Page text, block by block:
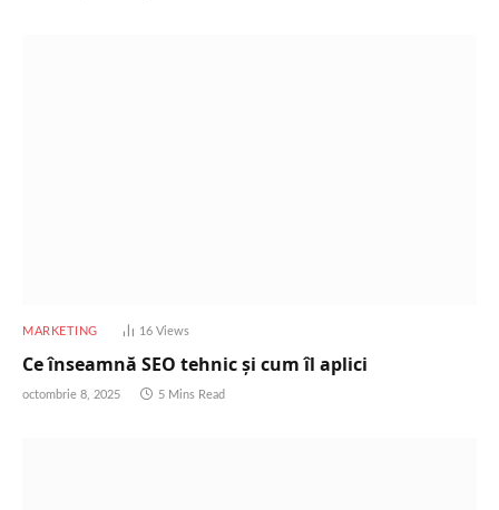
MARKETING 16 Views
Ce înseamnă SEO tehnic și cum îl aplici
octombrie 8, 2025 5 Mins Read